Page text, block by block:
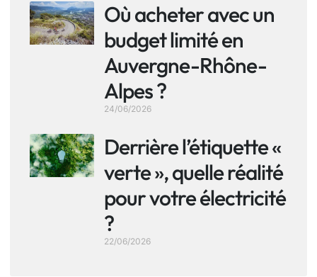
Où acheter avec un
budget limité en
Auvergne-Rhône-
Alpes ?
24/06/2026
Derrière l’étiquette «
verte », quelle réalité
pour votre électricité
?
22/06/2026